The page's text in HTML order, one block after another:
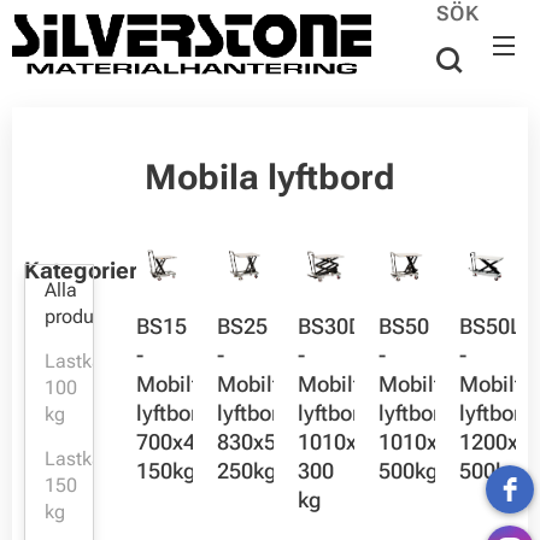
SÖK
Mobila lyftbord
Kategorier
Alla
produkter
Lastkapacitet:
100
kg
Lastkapacitet:
150
kg
BS15
-
Mobilt
lyftbord,
700x450mm,
150kg
BS25
-
Mobilt
lyftbord,
830x500mm,
250kg
BS30D
-
Mobilt
lyftbord,
1010x520mm,
300
kg
BS50
-
Mobilt
lyftbord,
1010x520mm,
500kg
BS50LB
-
Mobilt
lyftbord,
500kg